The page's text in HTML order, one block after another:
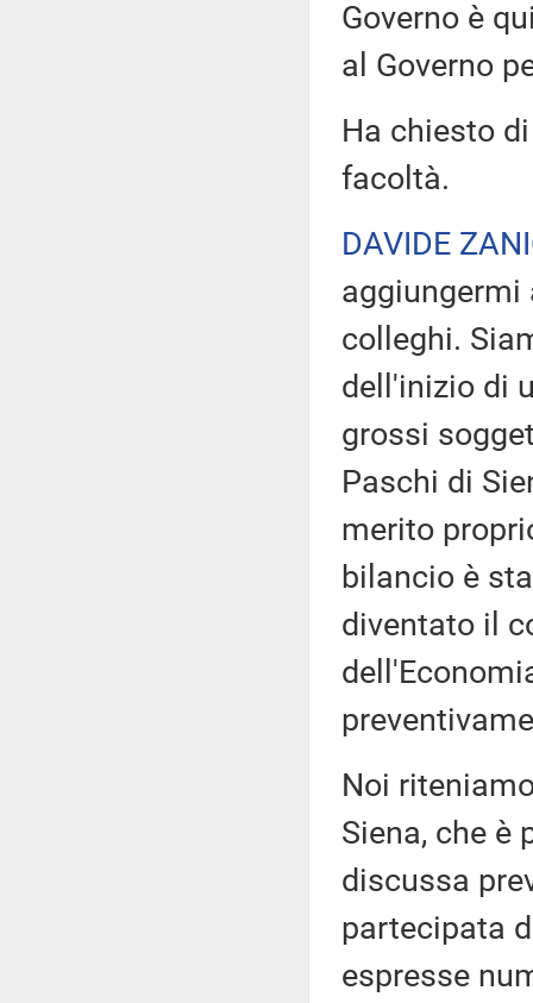
Governo è
al Governo
Ha chiesto
facoltà.
DAVIDE
aggiungermi
colleghi.
dell'inizio di
grossi
Paschi di
merito
bilancio è
diventato il
Noi
Siena, che è
discussa
partecipata
espresse